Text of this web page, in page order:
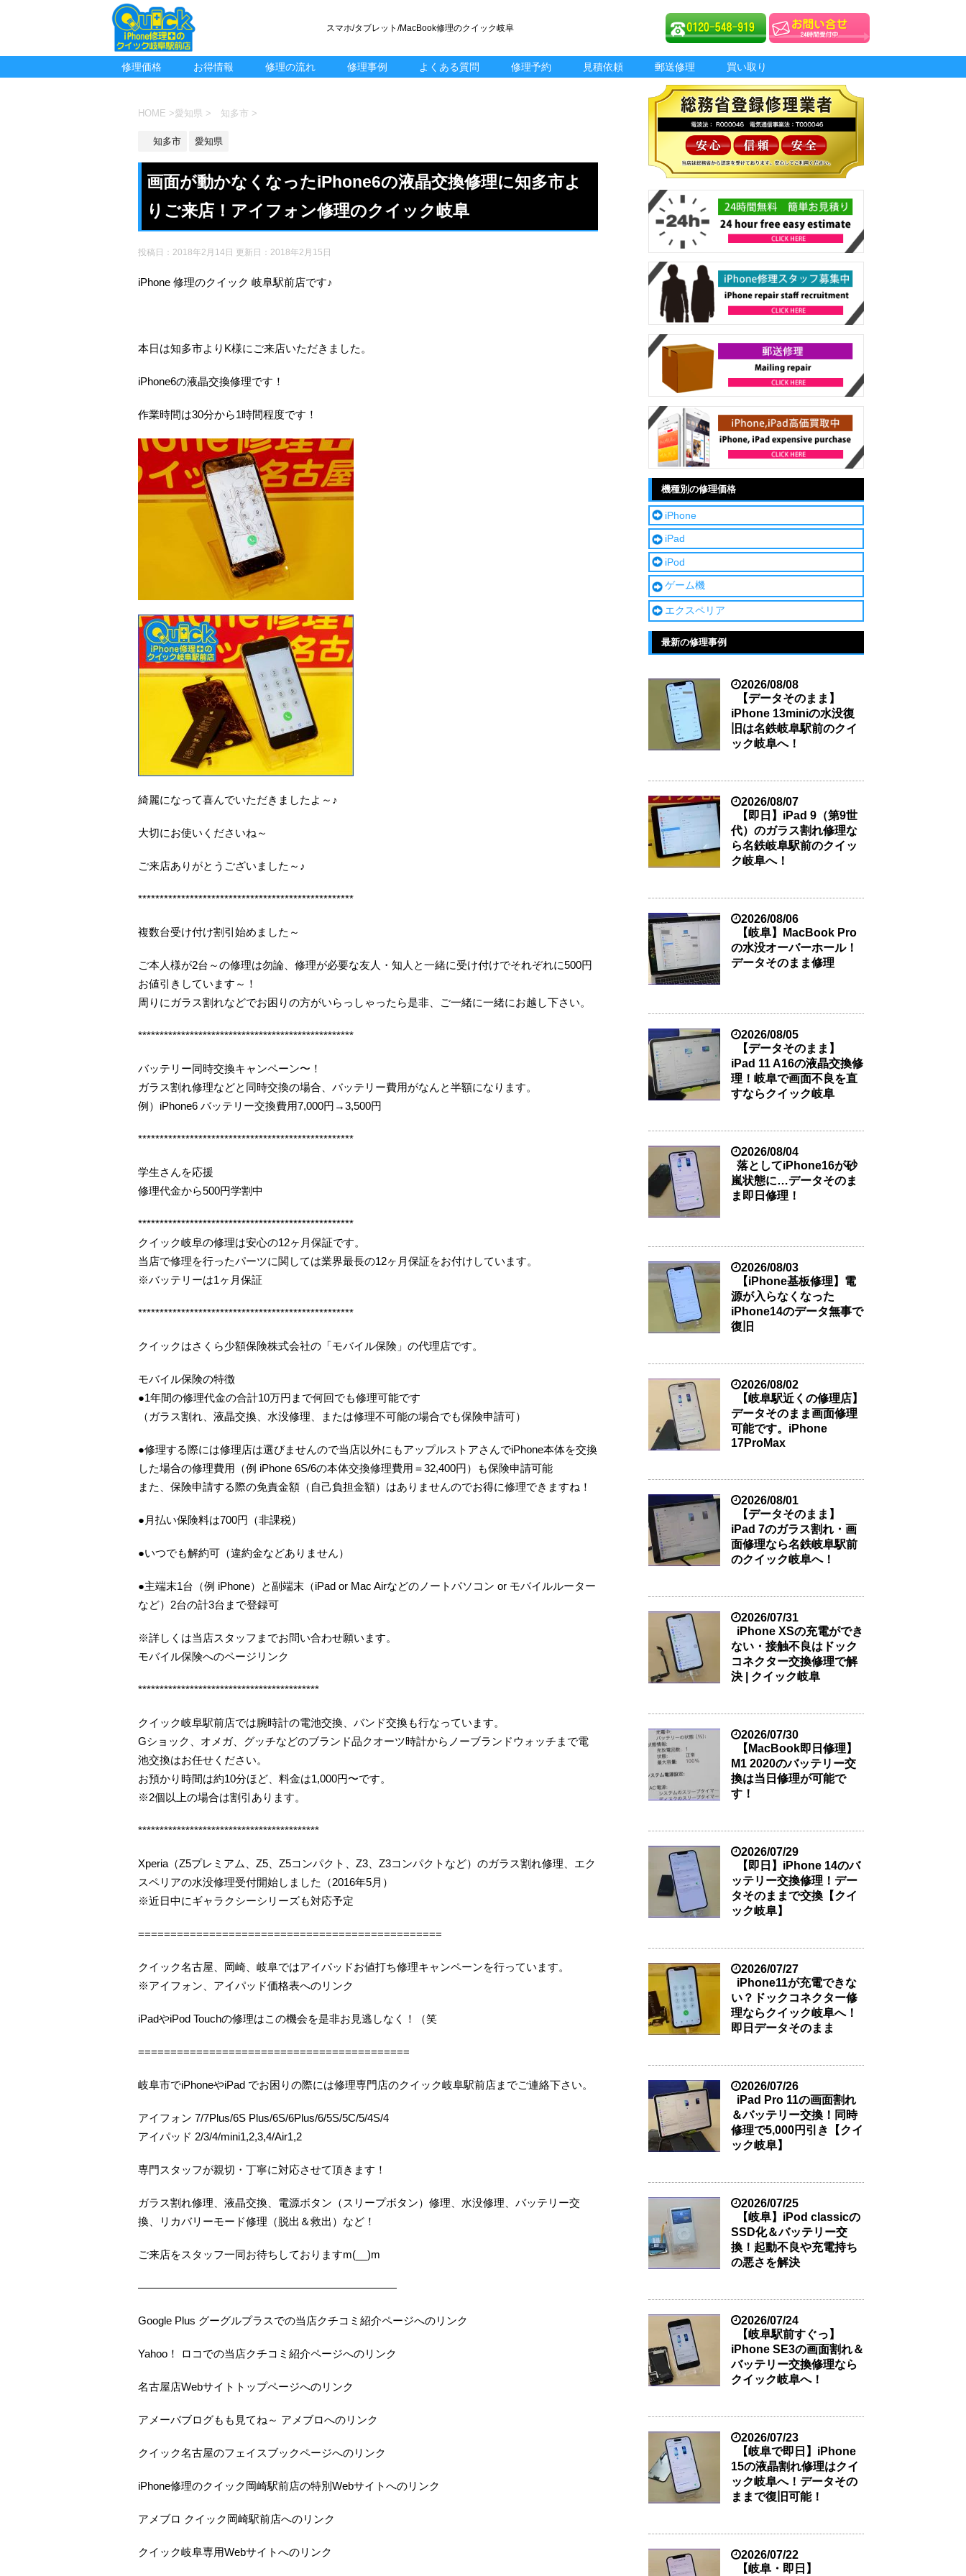
スマホ/タブレット/MacBook修理のクイック岐阜
修理価格 お得情報 修理の流れ 修理事例 よくある質問 修理予約 見積依頼 郵送修理 買い取り
HOME >愛知県 > 知多市 >
知多市 愛知県
画面が動かなくなったiPhone6の液晶交換修理に知多市よ
りご来店！アイフォン修理のクイック岐阜
投稿日：2018年2月14日 更新日： 2018年2月15日
iPhone 修理のクイック 岐阜駅前店です♪
本日は知多市よりK様にご来店いただきました。
iPhone6の液晶交換修理です！
作業時間は30分から1時間程度です！
綺麗になって喜んでいただきましたよ～♪
大切にお使いくださいね～
ご来店ありがとうございました～♪
**************************************************
複数台受け付け割引始めました～
ご本人様が2台～の修理は勿論、修理が必要な友人・知人と一緒に受け付けでそれぞれに500円
お値引きしています～！
周りにガラス割れなどでお困りの方がいらっしゃったら是非、ご一緒に一緒にお越し下さい。
**************************************************
バッテリー同時交換キャンペーン〜！
ガラス割れ修理などと同時交換の場合、バッテリー費用がなんと半額になります。
例）iPhone6 バッテリー交換費用7,000円→3,500円
**************************************************
学生さんを応援
修理代金から500円学割中
**************************************************
クイック岐阜の修理は安心の12ヶ月保証です。
当店で修理を行ったパーツに関しては業界最長の12ヶ月保証をお付けしています。
※バッテリーは1ヶ月保証
**************************************************
クイックはさくら少額保険株式会社の「モバイル保険」の代理店です。
モバイル保険の特徴
●1年間の修理代金の合計10万円まで何回でも修理可能です
（ガラス割れ、液晶交換、水没修理、または修理不可能の場合でも保険申請可）
●修理する際には修理店は選びませんので当店以外にもアップルストアさんでiPhone本体を交換
した場合の修理費用（例 iPhone 6S/6の本体交換修理費用＝32,400円）も保険申請可能
また、保険申請する際の免責金額（自己負担金額）はありませんのでお得に修理できますね！
●月払い保険料は700円（非課税）
●いつでも解約可（違約金などありません）
●主端末1台（例 iPhone）と副端末（iPad or Mac Airなどのノートパソコン or モバイルルーター
など）2台の計3台まで登録可
※詳しくは当店スタッフまでお問い合わせ願います。
モバイル保険へのページリンク
******************************************
クイック岐阜駅前店では腕時計の電池交換、バンド交換も行なっています。
Gショック、オメガ、グッチなどのブランド品クオーツ時計からノーブランドウォッチまで電
池交換はお任せください。
お預かり時間は約10分ほど、料金は1,000円〜です。
※2個以上の場合は割引あります。
******************************************
Xperia（Z5プレミアム、Z5、Z5コンパクト、Z3、Z3コンパクトなど）のガラス割れ修理、エク
スペリアの水没修理受付開始しました（2016年5月）
※近日中にギャラクシーシリーズも対応予定
===============================================
クイック名古屋、岡崎、岐阜ではアイパッドお値打ち修理キャンペーンを行っています。
※アイフォン、アイパッド価格表へのリンク
iPadやiPod Touchの修理はこの機会を是非お見逃しなく！（笑
==========================================
岐阜市でiPhoneやiPad でお困りの際には修理専門店のクイック岐阜駅前店までご連絡下さい。
アイフォン 7/7Plus/6S Plus/6S/6Plus/6/5S/5C/5/4S/4
アイパッド 2/3/4/mini1,2,3,4/Air1,2
専門スタッフが親切・丁寧に対応させて頂きます！
ガラス割れ修理、液晶交換、電源ボタン（スリープボタン）修理、水没修理、バッテリー交
換、リカバリーモード修理（脱出＆救出）など！
ご来店をスタッフ一同お待ちしておりますm(__)m
————————————————————————
Google Plus グーグルプラスでの当店クチコミ紹介ページへのリンク
Yahoo！ ロコでの当店クチコミ紹介ページへのリンク
名古屋店Webサイトトップページへのリンク
アメーバブログもも見てね～ アメブロへのリンク
クイック名古屋のフェイスブックページへのリンク
iPhone修理のクイック岡崎駅前店の特別Webサイトへのリンク
アメブロ クイック岡崎駅前店へのリンク
クイック岐阜専用Webサイトへのリンク
機種別の修理価格
iPhone
iPad
iPod
ゲーム機
エクスペリア
最新の修理事例
2026/08/08
【データそのまま】
iPhone 13miniの水没復
旧は名鉄岐阜駅前のクイ
ック岐阜へ！
2026/08/07
【即日】iPad 9（第9世
代）のガラス割れ修理な
ら名鉄岐阜駅前のクイッ
ク岐阜へ！
2026/08/06
【岐阜】MacBook Pro
の水没オーバーホール！
データそのまま修理
2026/08/05
【データそのまま】
iPad 11 A16の液晶交換修
理！岐阜で画面不良を直
すならクイック岐阜
2026/08/04
落としてiPhone16が砂
嵐状態に…データそのま
ま即日修理！
2026/08/03
【iPhone基板修理】電
源が入らなくなった
iPhone14のデータ無事で
復旧
2026/08/02
【岐阜駅近くの修理店】
データそのまま画面修理
可能です。iPhone
17ProMax
2026/08/01
【データそのまま】
iPad 7のガラス割れ・画
面修理なら名鉄岐阜駅前
のクイック岐阜へ！
2026/07/31
iPhone XSの充電ができ
ない・接触不良はドック
コネクター交換修理で解
決 | クイック岐阜
2026/07/30
【MacBook即日修理】
M1 2020のバッテリー交
換は当日修理が可能で
す！
2026/07/29
【即日】iPhone 14のバ
ッテリー交換修理！デー
タそのままで交換【クイ
ック岐阜】
2026/07/27
iPhone11が充電できな
い？ドックコネクター修
理ならクイック岐阜へ！
即日データそのまま
2026/07/26
iPad Pro 11の画面割れ
＆バッテリー交換！同時
修理で5,000円引き【クイ
ック岐阜】
2026/07/25
【岐阜】iPod classicの
SSD化＆バッテリー交
換！起動不良や充電持ち
の悪さを解決
2026/07/24
【岐阜駅前すぐっ】
iPhone SE3の画面割れ＆
バッテリー交換修理なら
クイック岐阜へ！
2026/07/23
【岐阜で即日】iPhone
15の液晶割れ修理はクイ
ック岐阜へ！データその
ままで復旧可能！
2026/07/22
【岐阜・即日】